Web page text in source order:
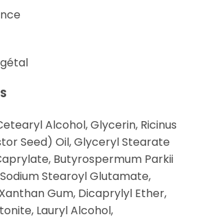
Alcohol, Glycerin, Ricinus
Seed) Oil, Glyceryl Stearate
Butyrospermum Parkii
Stearoyl Glutamate,
Gum, Dicaprylyl Ether,
Lauryl Alcohol,